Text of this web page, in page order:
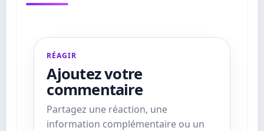
RÉAGIR
Ajoutez votre
commentaire
Partagez une réaction, une
information complémentaire ou un